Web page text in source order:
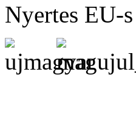
Nyertes EU-